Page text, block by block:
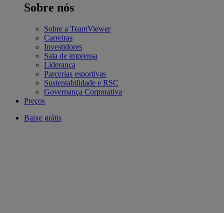
Sobre nós
Sobre a TeamViewer
Carreiras
Investidores
Sala de imprensa
Liderança
Parcerias esportivas
Sustentabilidade e RSC
Governança Corporativa
Preços
Baixe grátis